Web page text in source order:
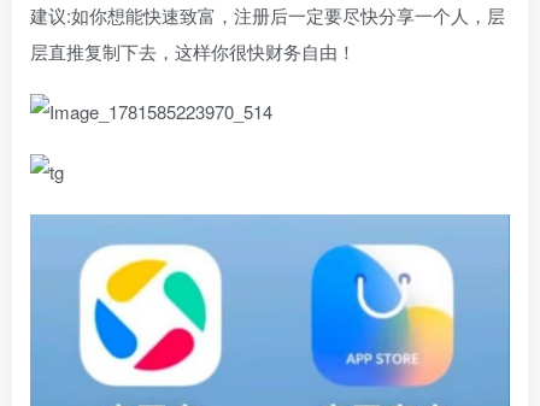
建议:如你想能快速致富，注册后一定要尽快分享一个人，层
层直推复制下去，这样你很快财务自由！